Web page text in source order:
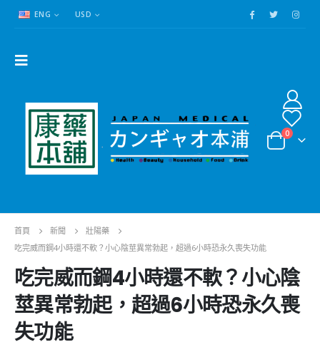
ENG USD
0
首頁 新聞
壯陽藥
吃完威而鋼4小時還不軟？小心陰莖異常勃起，超過6小時恐永久喪失功能
吃完威而鋼4小時還不軟？小心陰
莖異常勃起，超過6小時恐永久喪
失功能